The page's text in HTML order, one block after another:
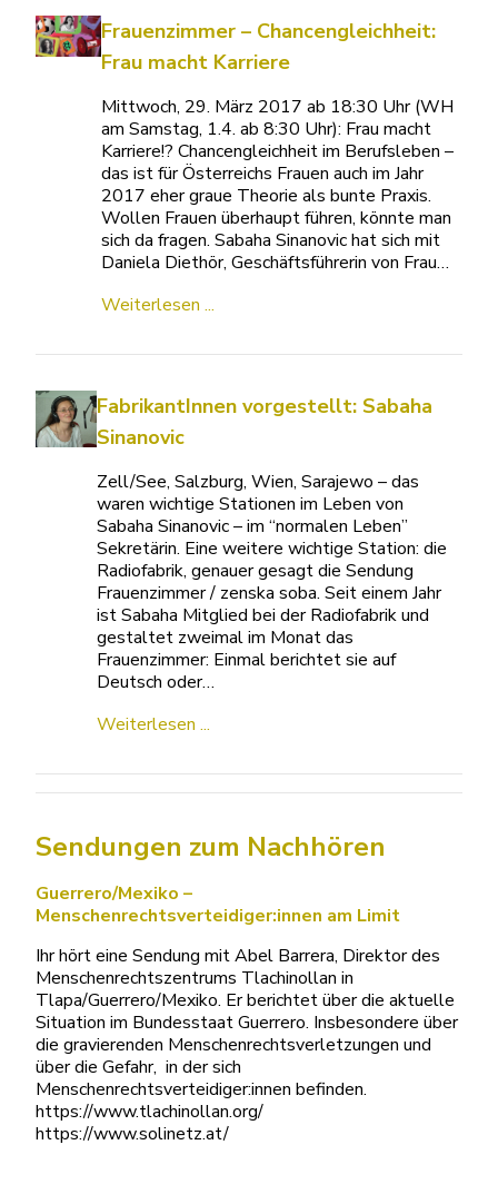
Frauenzimmer – Chancengleichheit:
Frau macht Karriere
Mittwoch, 29. März 2017 ab 18:30 Uhr (WH
am Samstag, 1.4. ab 8:30 Uhr): Frau macht
Karriere!? Chancengleichheit im Berufsleben –
das ist für Österreichs Frauen auch im Jahr
2017 eher graue Theorie als bunte Praxis.
Wollen Frauen überhaupt führen, könnte man
sich da fragen. Sabaha Sinanovic hat sich mit
Daniela Diethör, Geschäftsführerin von Frau…
Weiterlesen ...
FabrikantInnen vorgestellt: Sabaha
Sinanovic
Zell/See, Salzburg, Wien, Sarajewo – das
waren wichtige Stationen im Leben von
Sabaha Sinanovic – im “normalen Leben”
Sekretärin. Eine weitere wichtige Station: die
Radiofabrik, genauer gesagt die Sendung
Frauenzimmer / zenska soba. Seit einem Jahr
ist Sabaha Mitglied bei der Radiofabrik und
gestaltet zweimal im Monat das
Frauenzimmer: Einmal berichtet sie auf
Deutsch oder…
Weiterlesen ...
Sendungen zum Nachhören
Guerrero/Mexiko –
Menschenrechtsverteidiger:innen am Limit
Ihr hört eine Sendung mit Abel Barrera, Direktor des
Menschenrechtszentrums Tlachinollan in
Tlapa/Guerrero/Mexiko. Er berichtet über die aktuelle
Situation im Bundesstaat Guerrero. Insbesondere über
die gravierenden Menschenrechtsverletzungen und
über die Gefahr, in der sich
Menschenrechtsverteidiger:innen befinden.
https://www.tlachinollan.org/
https://www.solinetz.at/